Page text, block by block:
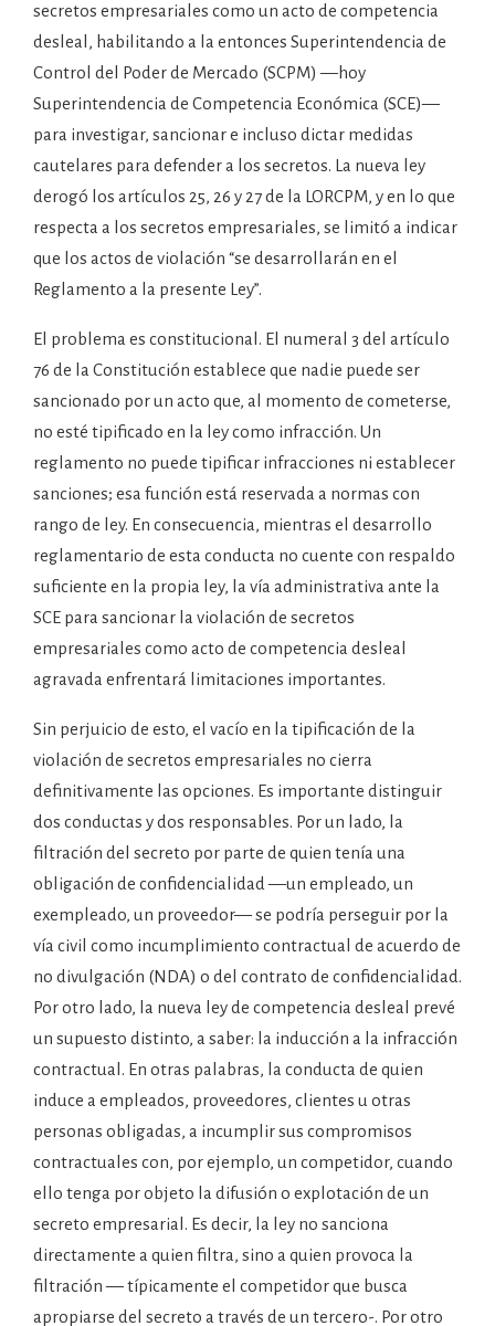
secretos empresariales como un acto de competencia
desleal, habilitando a la entonces Superintendencia de
Control del Poder de Mercado (SCPM) —hoy
Superintendencia de Competencia Económica (SCE)—
para investigar, sancionar e incluso dictar medidas
cautelares para defender a los secretos. La nueva ley
derogó los artículos 25, 26 y 27 de la LORCPM, y en lo que
respecta a los secretos empresariales, se limitó a indicar
que los actos de violación “se desarrollarán en el
Reglamento a la presente Ley”.
El problema es constitucional. El numeral 3 del artículo
76 de la Constitución establece que nadie puede ser
sancionado por un acto que, al momento de cometerse,
no esté tipificado en la ley como infracción. Un
reglamento no puede tipificar infracciones ni establecer
sanciones; esa función está reservada a normas con
rango de ley. En consecuencia, mientras el desarrollo
reglamentario de esta conducta no cuente con respaldo
suficiente en la propia ley, la vía administrativa ante la
SCE para sancionar la violación de secretos
empresariales como acto de competencia desleal
agravada enfrentará limitaciones importantes.
Sin perjuicio de esto, el vacío en la tipificación de la
violación de secretos empresariales no cierra
definitivamente las opciones. Es importante distinguir
dos conductas y dos responsables. Por un lado, la
filtración del secreto por parte de quien tenía una
obligación de confidencialidad —un empleado, un
exempleado, un proveedor— se podría perseguir por la
vía civil como incumplimiento contractual de acuerdo de
no divulgación (NDA) o del contrato de confidencialidad.
Por otro lado, la nueva ley de competencia desleal prevé
un supuesto distinto, a saber: la inducción a la infracción
contractual. En otras palabras, la conducta de quien
induce a empleados, proveedores, clientes u otras
personas obligadas, a incumplir sus compromisos
contractuales con, por ejemplo, un competidor, cuando
ello tenga por objeto la difusión o explotación de un
secreto empresarial. Es decir, la ley no sanciona
directamente a quien filtra, sino a quien provoca la
filtración — típicamente el competidor que busca
apropiarse del secreto a través de un tercero-. Por otro